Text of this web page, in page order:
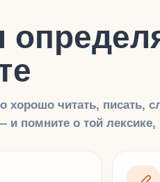
хорошо читать, писать,
и помните о той